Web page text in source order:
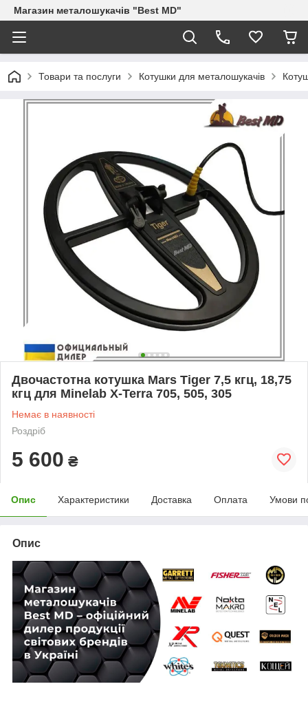
Магазин металошукачів "Best MD"
Товари та послуги Котушки для металошукачів
Двочастотна котушка Mars Tiger 7,5 кгц, 18,75
кгц для Minelab X-Terra 705, 505, 305
Немає в наявності
Роздріб
5 600 ₴
Опис Характеристики Доставка Оплата Умови
Опис